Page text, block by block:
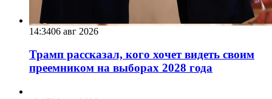
14:3406 авг 2026
Трамп рассказал, кого хочет видеть своим
преемником на выборах 2028 года